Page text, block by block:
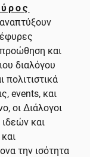
και
διαλόγου
events, και
οι Διάλογοι
και
την ισότητα